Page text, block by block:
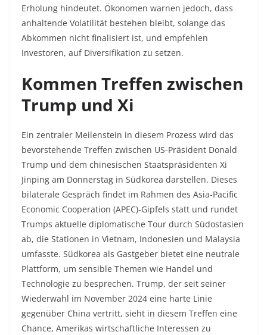
Erholung hindeutet. Ökonomen warnen jedoch, dass
anhaltende Volatilität bestehen bleibt, solange das
Abkommen nicht finalisiert ist, und empfehlen
Investoren, auf Diversifikation zu setzen.
Kommen Treffen zwischen
Trump und Xi
Ein zentraler Meilenstein in diesem Prozess wird das
bevorstehende Treffen zwischen US-Präsident Donald
Trump und dem chinesischen Staatspräsidenten Xi
Jinping am Donnerstag in Südkorea darstellen. Dieses
bilaterale Gespräch findet im Rahmen des Asia-Pacific
Economic Cooperation (APEC)-Gipfels statt und rundet
Trumps aktuelle diplomatische Tour durch Südostasien
ab, die Stationen in Vietnam, Indonesien und Malaysia
umfasste. Südkorea als Gastgeber bietet eine neutrale
Plattform, um sensible Themen wie Handel und
Technologie zu besprechen. Trump, der seit seiner
Wiederwahl im November 2024 eine harte Linie
gegenüber China vertritt, sieht in diesem Treffen eine
Chance, Amerikas wirtschaftliche Interessen zu